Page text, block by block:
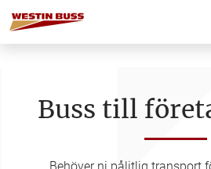
till
Buss till